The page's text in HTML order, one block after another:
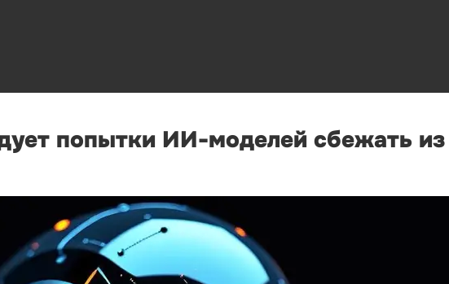
попытки ИИ-моделей сбежать